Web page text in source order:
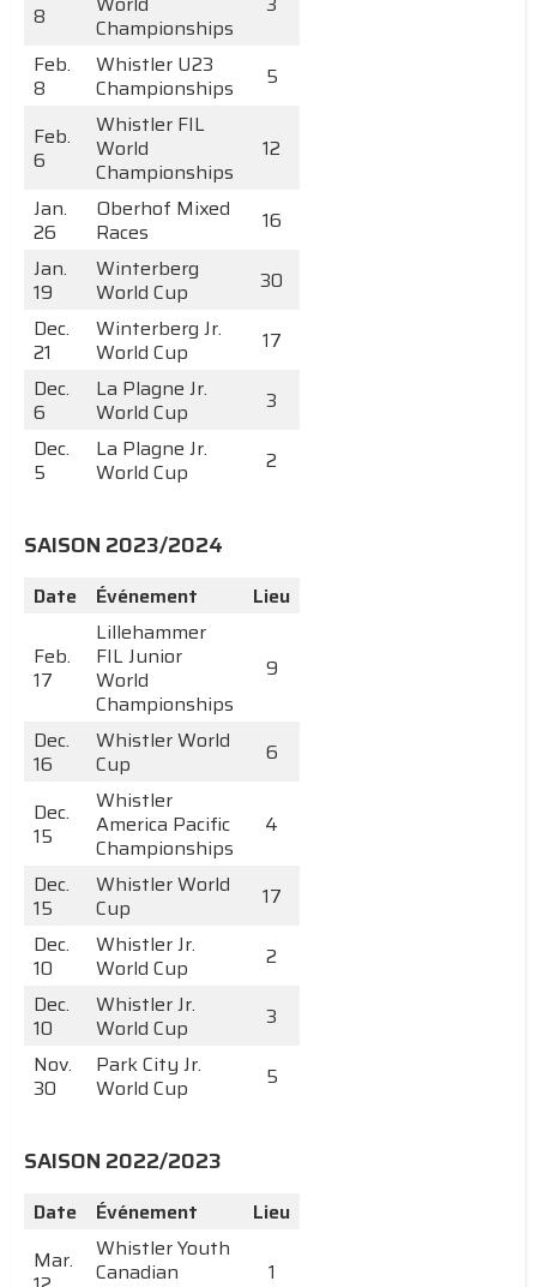
8
Championships
Feb.
8
Whistler U23
Championships
5
Feb.
6
Whistler FIL
World
Championships
12
Jan.
26
Oberhof Mixed
Races
16
Jan.
19
Winterberg
World Cup
30
Dec.
21
Winterberg Jr.
World Cup
17
Dec.
6
La Plagne Jr.
World Cup
3
Dec.
5
La Plagne Jr.
World Cup
2
SAISON 2023/2024
Date Événement
Lieu
Feb.
17
Lillehammer
FIL Junior
World
Championships
9
Dec.
16
Whistler World
Cup
6
Dec.
15
Whistler
America Pacific
Championships
4
Dec.
15
Whistler World
Cup
17
Dec.
10
Whistler Jr.
World Cup
2
Dec.
10
Whistler Jr.
World Cup
3
Nov.
30
Park City Jr.
World Cup
5
SAISON 2022/2023
Date Événement
Lieu
Mar.
Whistler Youth
Canadian
1